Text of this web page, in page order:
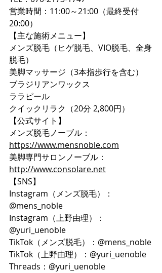
営業時間：11:00～21:00（最終受付
20:00）
【主な施術メニュー】
メンズ脱毛（ヒゲ脱毛、VIO脱毛、全身
脱毛）
美脚マッサージ（3本指歩行を含む）
ブラジリアンワックス
ララピール
クイックリラク（20分 2,800円）
【公式サイト】
メンズ脱毛ノーブル：
https://www.mensnoble.com
美脚専門サロンノーブル：
http://www.consolare.net
【SNS】
Instagram（メンズ脱毛）：
@mens_noble
Instagram（上野由理）：
@yuri_uenoble
TikTok（メンズ脱毛）：@mens_noble
TikTok（上野由理）：@yuri_uenoble
Threads：@yuri_uenoble